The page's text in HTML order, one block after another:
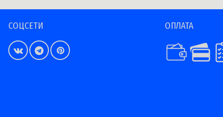
СОЦСЕТИ ОПЛАТА